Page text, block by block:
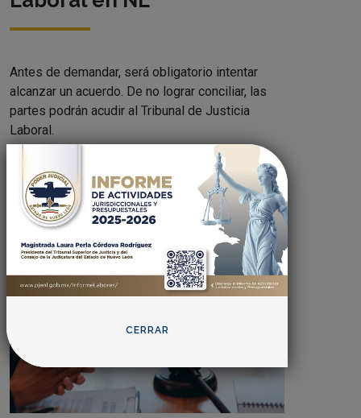
Antes de demandar, será obligatorio intentar
alcanzar un acuerdo. De no lograr conciliar, las
partes podrán acudir al Tribunal de Justicia
Laboral.
CONOCER MÁS
CERRAR